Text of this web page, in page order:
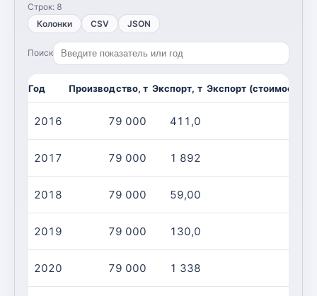
Строк: 8
Колонки
CSV JSON
Поиск
Год Производство, т Экспорт, т Экспорт
2016 79 000 411,0
2017 79 000 1 892
2018 79 000 59,00
2019 79 000 130,0
2020 79 000 1 338